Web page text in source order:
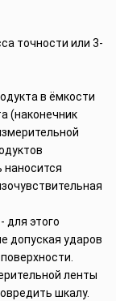
точности или 3-
в ёмкости
(наконечник
наносится
для этого
допуская ударов
ленты
шкалу.